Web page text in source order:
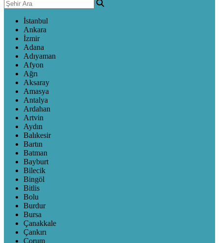
İstanbul
Ankara
İzmir
Adana
Adıyaman
Afyon
Ağrı
Aksaray
Amasya
Antalya
Ardahan
Artvin
Aydın
Balıkesir
Bartın
Batman
Bayburt
Bilecik
Bingöl
Bitlis
Bolu
Burdur
Bursa
Çanakkale
Çankırı
Çorum